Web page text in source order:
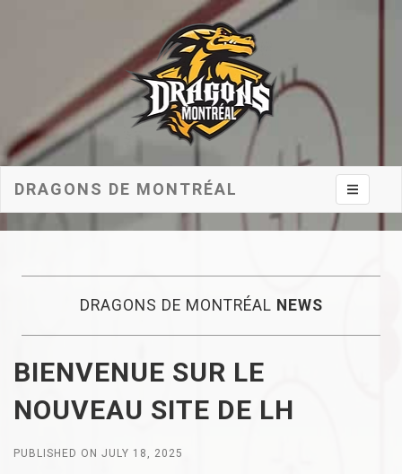
DRAGONS DE MONTRÉAL Toggle
DRAGONS DE MONTRÉAL NEWS
BIENVENUE SUR LE
NOUVEAU SITE DE LH
PUBLISHED ON JULY 18, 2025